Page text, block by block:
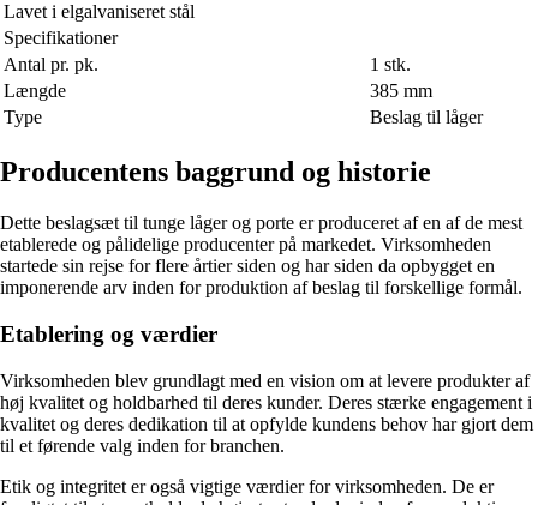
Lavet i elgalvaniseret stål
Specifikationer
Antal pr. pk.
1 stk.
Længde
385 mm
Type
Beslag til låger
Producentens baggrund og historie
Dette beslagsæt til tunge låger og porte er produceret af en af de mest
etablerede og pålidelige producenter på markedet. Virksomheden
startede sin rejse for flere årtier siden og har siden da opbygget en
imponerende arv inden for produktion af beslag til forskellige formål.
Etablering og værdier
Virksomheden blev grundlagt med en vision om at levere produkter af
høj kvalitet og holdbarhed til deres kunder. Deres stærke engagement i
kvalitet og deres dedikation til at opfylde kundens behov har gjort dem
til et førende valg inden for branchen.
Etik og integritet er også vigtige værdier for virksomheden. De er